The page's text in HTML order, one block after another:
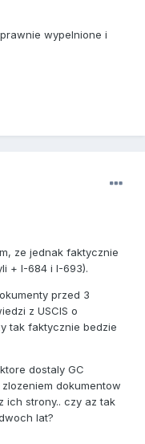
wypelnione i
ze jednak faktycznie
+ I-684 i I-693).
przed 3
z USCIS o
tak faktycznie bedzie
dostaly GC
dokumentow
ich strony.. czy az tak
lat?